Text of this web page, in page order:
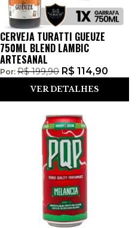
CERVEJA TURATTI GUEUZE
750ML BLEND LAMBIC
ARTESANAL
Por: R$199,90 R$ 114,90
VER DETALHES